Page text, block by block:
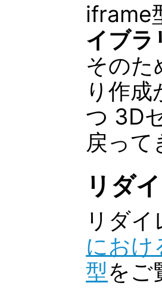
iframe
イブラ
そのた
り作
つ 3D
戻って
リダ
リダ
にお
型をご